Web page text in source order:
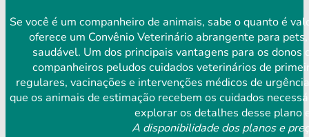
Se você é um companheiro de animais, sabe o quanto é
oferece um Convênio Veterinário abrangente para
saudável. Um dos principais vantagens para os
companheiros peludos cuidados veterinários de
regulares, vacinações e intervenções médicos de
que os animais de estimação recebem os cuidados
explorar os detalhes desse plano
A disponibilidade dos planos e